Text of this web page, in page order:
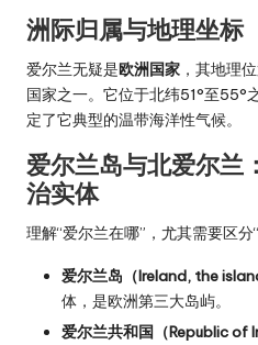
洲际归属与地理坐标
爱尔兰无疑是欧洲国家 ，其地理
国家之一。它位于北纬51°至55°
定了它典型的温带海洋性气候。
爱尔兰岛与北爱尔兰
治实体
理解“爱尔兰在哪”，尤其需要区分
爱尔兰岛（Ireland, the
体，是欧洲第三大岛屿。
爱尔兰共和国（Republic of